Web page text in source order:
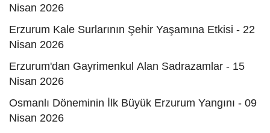
Nisan 2026
Erzurum Kale Surlarının Şehir Yaşamına Etkisi - 22
Nisan 2026
Erzurum'dan Gayrimenkul Alan Sadrazamlar - 15
Nisan 2026
Osmanlı Döneminin İlk Büyük Erzurum Yangını - 09
Nisan 2026